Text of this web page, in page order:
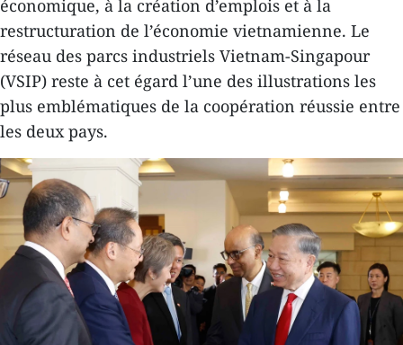
économique, à la création d’emplois et à la
restructuration de l’économie vietnamienne. Le
réseau des parcs industriels Vietnam-Singapour
(VSIP) reste à cet égard l’une des illustrations les
plus emblématiques de la coopération réussie entre
les deux pays.